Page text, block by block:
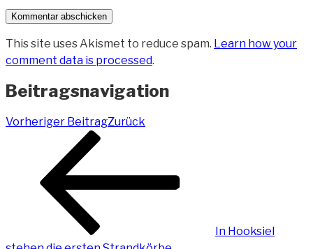
This site uses Akismet to reduce spam. Learn how your
comment data is processed.
Beitragsnavigation
Vorheriger BeitragZurück
In Hooksiel